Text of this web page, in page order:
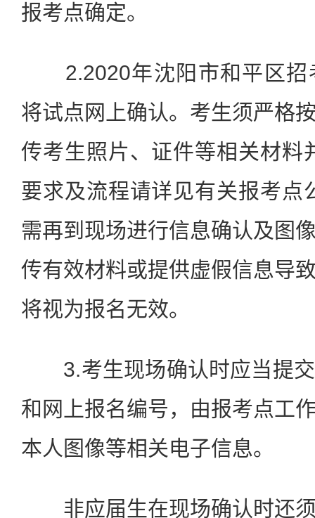
报考点确定。
2.2020年沈阳市和平区招
将试点网上确认。考生须严格
传考生照片、证件等相关材料
要求及流程请详见有关报考点
需再到现场进行信息确认及图
传有效材料或提供虚假信息导
将视为报名无效。
3.考生现场确认时应当提交
和网上报名编号，由报考点工
本人图像等相关电子信息。
非应届生在现场确认时还须